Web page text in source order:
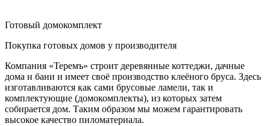
Готовый домокомплект
Покупка готовых домов у производителя
Компания «Теремъ» строит деревянные коттеджи, дачные
дома и бани и имеет своё производство клеёного бруса. Здесь
изготавливаются как сами брусовые ламели, так и
комплектующие (домокомплекты), из которых затем
собирается дом. Таким образом мы можем гарантировать
высокое качество пиломатериала.